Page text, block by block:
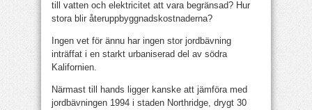
till vatten och elektricitet att vara begränsad? Hur
stora blir återuppbyggnadskostnaderna?
Ingen vet för ännu har ingen stor jordbävning
inträffat i en starkt urbaniserad del av södra
Kalifornien.
Närmast till hands ligger kanske att jämföra med
jordbävningen 1994 i staden Northridge, drygt 30